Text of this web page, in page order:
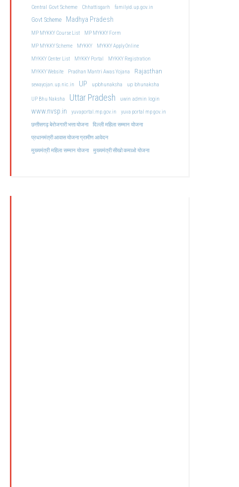
Central Govt Scheme
Chhattisgarh familyid.up.gov.in
Govt Scheme Madhya Pradesh
MP MYKKY Course List
MP MYKKY Form
MP MYKKY Scheme
MYKKY
MYKKY Apply Online
MYKKY Center List
MYKKY Portal
MYKKY Registration
MYKKY Website
Pradhan Mantri Awas Yojana Rajasthan
sewayojan.up.nic.in UP upbhunaksha up bhunaksha
UP Bhu Naksha Uttar Pradesh uwin admin login
www.nvsp.in yuvaportal.mp.gov.in
yuva portal mp gov.in
छत्तीसगढ़ बेरोजगारी भत्ता योजना
दिल्ली महिला सम्मान योजना
प्रधानमंत्री आवास योजना ग्रामीण आवेदन
मुख्यमंत्री महिला सम्मान योजना मुख्यमंत्री सीखो कमाओ योजना